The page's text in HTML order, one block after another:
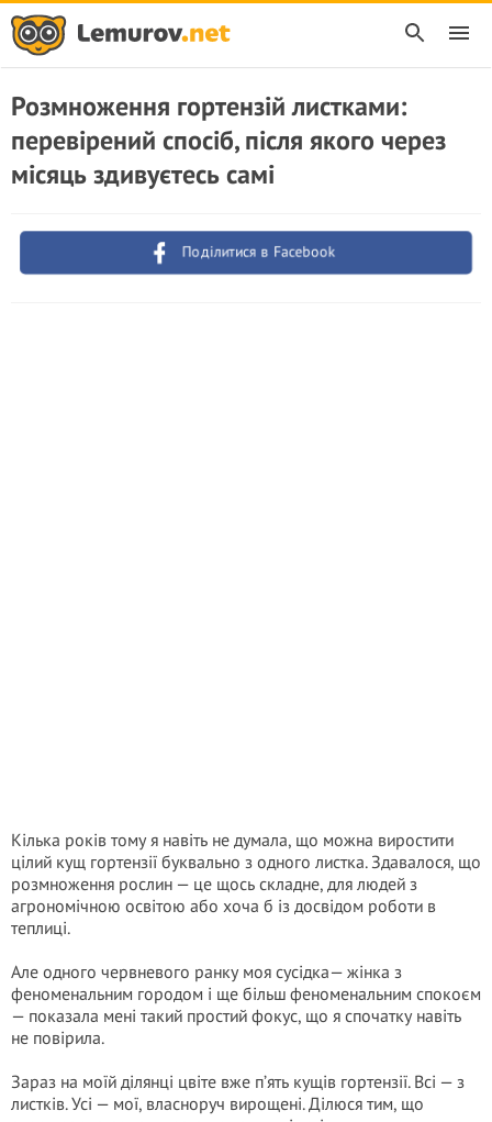
Розмноження гортензій листками:
перевірений спосіб, після якого через
місяць здивуєтесь самі
Поділитися в Facebook
Кілька років тому я навіть не думала, що можна виростити
цілий кущ гортензії буквально з одного листка. Здавалося, що
розмноження рослин — це щось складне, для людей з
агрономічною освітою або хоча б із досвідом роботи в
теплиці.
Але одного червневого ранку моя сусідка— жінка з
феноменальним городом і ще більш феноменальним спокоєм
— показала мені такий простий фокус, що я спочатку навіть
не повірила.
Зараз на моїй ділянці цвіте вже п’ять кущів гортензії. Всі — з
листків. Усі — мої, власноруч вирощені. Ділюся тим, що